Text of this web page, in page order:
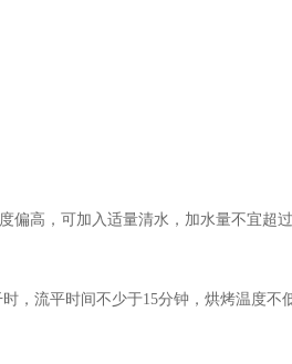
偏高，可加入适量清水，加水量不宜超过
时，流平时间不少于15分钟，烘烤温度不